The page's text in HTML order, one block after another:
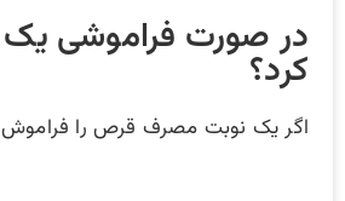
در صورت فراموشی یک
کرد؟
اگر یک نوبت مصرف قرص را فراموش